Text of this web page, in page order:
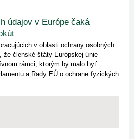
údajov v Európe čaká
v oblasti ochrany osobných
že členské štáty Európskej únie
rámci, ktorým by malo byť
a Rady EÚ o ochrane fyzických